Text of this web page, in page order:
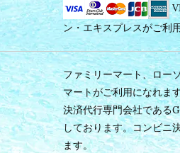
ン・エキスプレスがご利
ファミリーマート、ロー
マートがご利用になれま
決済代行専門会社である
しております。コンビニ
ます。